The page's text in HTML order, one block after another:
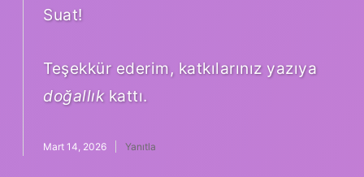
Suat!
Teşekkür ederim, katkılarınız yazıya
doğallıkkattı.
Mart 14, 2026 Yanıtla